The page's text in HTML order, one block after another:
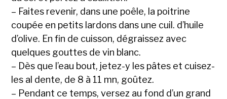
– Faites revenir, dans une poêle, la poitrine
coupée en petits lardons dans une cuil. d’huile
d’olive. En fin de cuisson, dégraissez avec
quelques gouttes de vin blanc.
– Dès que l’eau bout, jetez-y les pâtes et cuisez-
les al dente, de 8 à 11 mn, goûtez.
– Pendant ce temps, versez au fond d’un grand